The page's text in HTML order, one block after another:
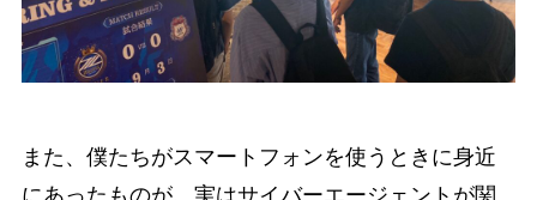
また、僕たちがスマートフォンを使うときに身近
にあったものが、実はサイバーエージェントが関